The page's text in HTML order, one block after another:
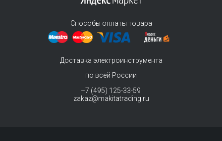
Способы оплаты товара
Доставка электроинструмента
по всей России
+7 (495) 125-33-59
zakaz@makitatrading.ru